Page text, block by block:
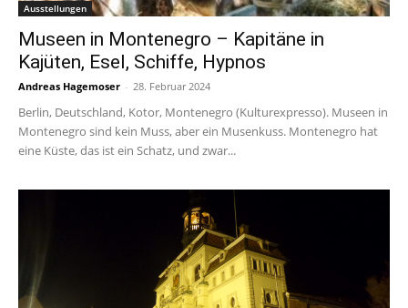
Ausstellungen
Museen in Montenegro – Kapitäne in
Kajüten, Esel, Schiffe, Hypnos
Andreas Hagemoser - 28. Februar 2024
Berlin, Deutschland, Kotor, Montenegro (Kulturexpresso). Museen in
Montenegro sind kein Muss, aber ein Musenkuss. Montenegro hat
eine Küste, das ist ein Schatz, und zwar...